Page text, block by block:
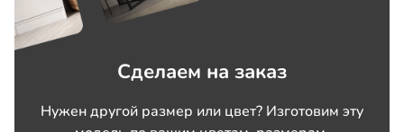
Сделаем на заказ
Нужен другой размер или цвет? Изготовим эту